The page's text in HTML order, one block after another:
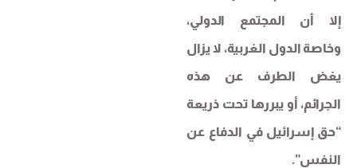
إلا أن المجتمع الدولي،
وخاصة الدول الغربية، لا يزال
يغض الطرف عن هذه
الجرائم، أو يبررها تحت ذريعة
“حق إسرائيل في الدفاع عن
النفس”.